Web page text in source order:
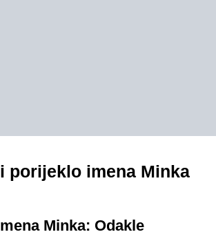
porijeklo imena Minka
Minka: Odakle